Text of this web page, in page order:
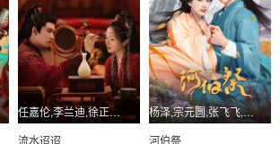
任嘉伦,李兰迪,徐正溪,高寒,张雅钦,张丰毅,温峥嵘
流水迢迢
杨泽,宗元圆,张飞飞,王雅妮,王嘉懋,潘霖
河伯祭